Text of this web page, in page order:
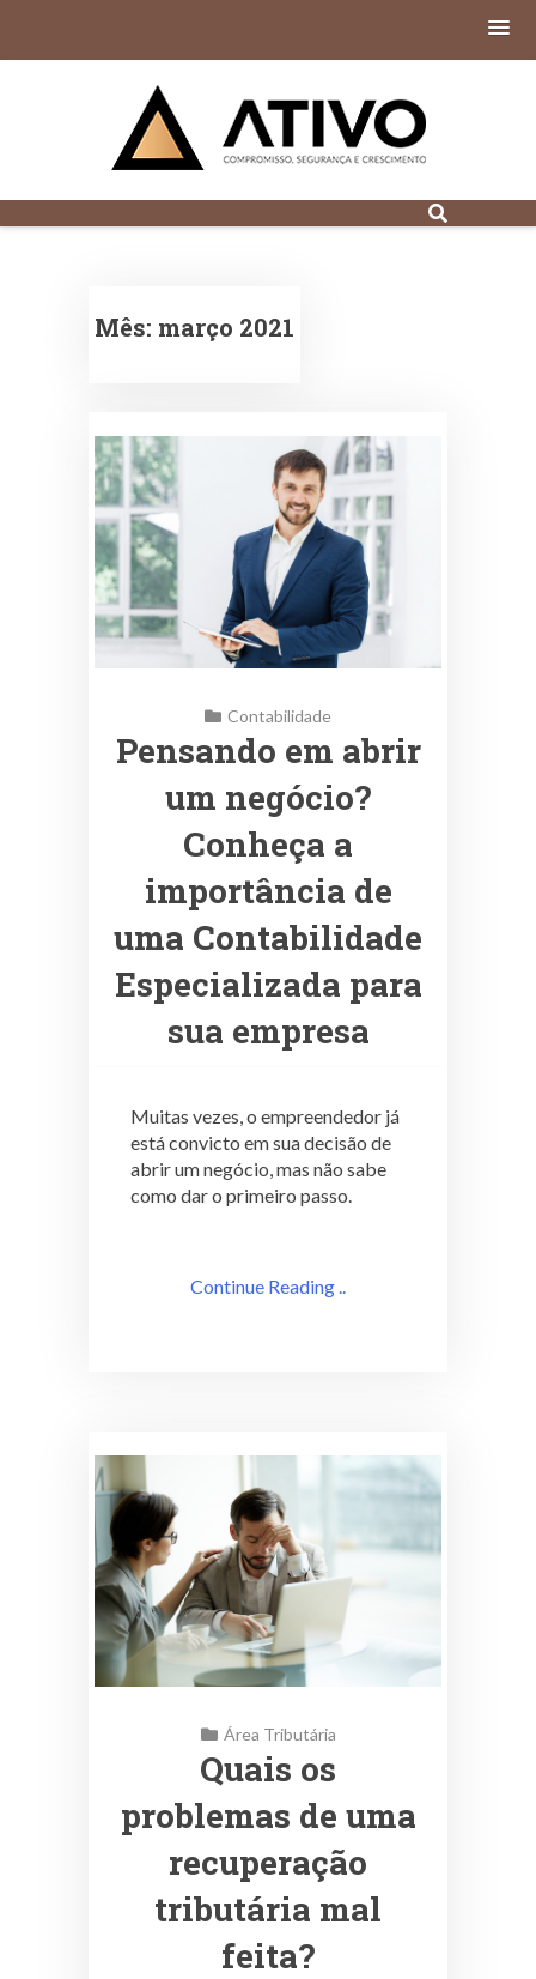
Contabilidade
Digital em Porto
Mês: março 2021
Contabilidade
Pensando em abrir
um negócio?
Conheça a
importância de
uma Contabilidade
Especializada para
sua empresa
Muitas vezes, o empreendedor já
está convicto em sua decisão de
abrir um negócio, mas não sabe
como dar o primeiro passo.
Continue Reading ..
Área Tributária
Quais os
problemas de uma
recuperação
tributária mal
feita?